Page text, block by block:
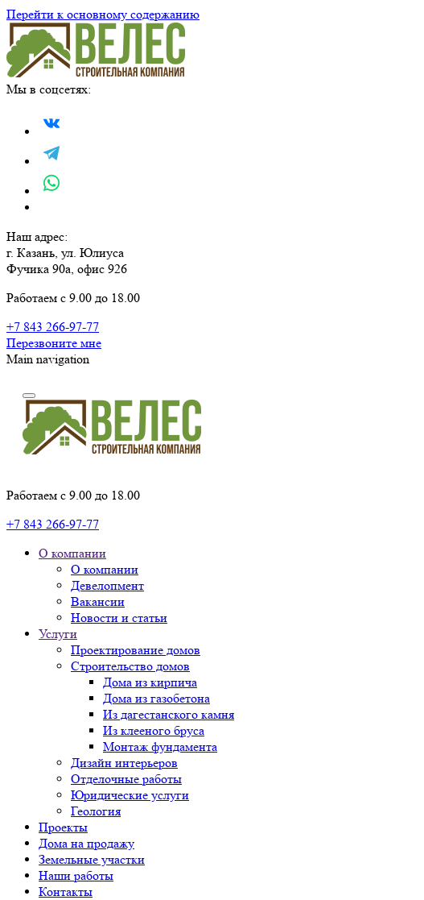
Перейти к основному содержанию
Мы в соцсетях:
Наш адрес:
г. Казань, ул. Юлиуса
Фучика 90а, офис 926
Работаем с 9.00 до 18.00
+7 843 266-97-77
Перезвоните мне
Main navigation
Работаем с 9.00 до 18.00
+7 843 266-97-77
О компании
О компании
Девелопмент
Вакансии
Новости и статьи
Услуги
Проектирование домов
Строительство домов
Дома из кирпича
Дома из газобетона
Из дагестанского камня
Из клееного бруса
Монтаж фундамента
Дизайн интерьеров
Отделочные работы
Юридические услуги
Геология
Проекты
Дома на продажу
Земельные участки
Наши работы
Контакты